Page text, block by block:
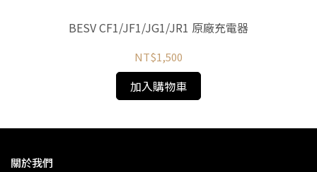
BESV CF1/JF1/JG1/JR1 原廠充電器
NT$1,500
加入購物車
關於我們